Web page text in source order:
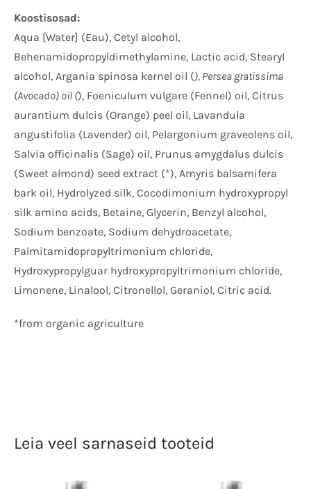
Koostisosad:
Aqua [Water] (Eau), Cetyl alcohol,
Behenamidopropyldimethylamine, Lactic acid, Stearyl
alcohol, Argania spinosa kernel oil (), Persea gratissima
(Avocado) oil (), Foeniculum vulgare (Fennel) oil, Citrus
aurantium dulcis (Orange) peel oil, Lavandula
angustifolia (Lavender) oil, Pelargonium graveolens oil,
Salvia officinalis (Sage) oil, Prunus amygdalus dulcis
(Sweet almond) seed extract (*), Amyris balsamifera
bark oil, Hydrolyzed silk, Cocodimonium hydroxypropyl
silk amino acids, Betaine, Glycerin, Benzyl alcohol,
Sodium benzoate, Sodium dehydroacetate,
Palmitamidopropyltrimonium chloride,
Hydroxypropylguar hydroxypropyltrimonium chloride,
Limonene, Linalool, Citronellol, Geraniol, Citric acid.
*from organic agriculture
Leia veel sarnaseid tooteid